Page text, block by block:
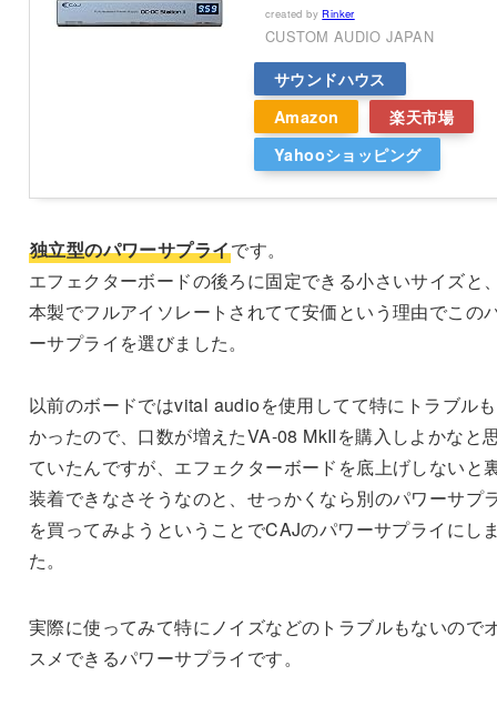
created byRinker
CUSTOM AUDIO JAPAN
サウンドハウス
Amazon
楽天市場
Yahooショッピング
独立型のパワーサプライです。
エフェクターボードの後ろに固定できる小さいサイズと
本製でフルアイソレートされてて安価という理由でこの
ーサプライを選びました。
以前のボードではvital audioを使用してて特にトラブル
かったので、口数が増えたVA-08 MkIIを購入しよかなと
ていたんですが、エフェクターボードを底上げしないと
装着できなさそうなのと、せっかくなら別のパワーサプ
を買ってみようということでCAJのパワーサプライにし
た。
実際に使ってみて特にノイズなどのトラブルもないので
スメできるパワーサプライです。